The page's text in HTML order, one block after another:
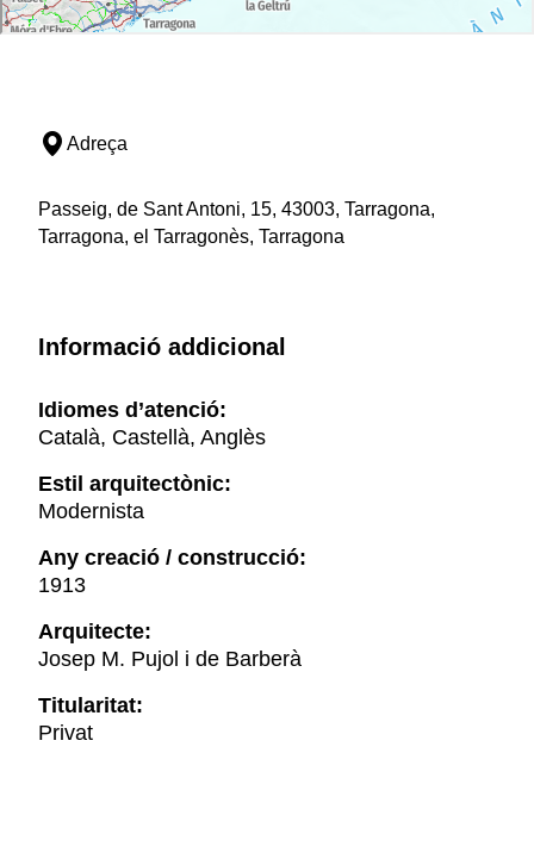
Adreça
Passeig, de Sant Antoni, 15, 43003, Tarragona,
Tarragona, el Tarragonès, Tarragona
Informació addicional
Idiomes d’atenció:
Català, Castellà, Anglès
Estil arquitectònic:
Modernista
Any creació / construcció:
1913
Arquitecte:
Josep M. Pujol i de Barberà
Titularitat:
Privat